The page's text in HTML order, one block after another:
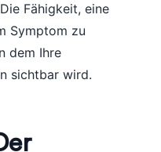
Fähigkeit, eine
Symptom zu
dem Ihre
sichtbar wird.